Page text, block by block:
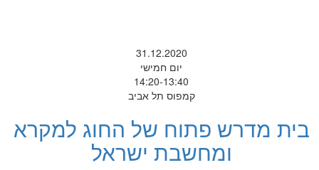
31.12.2020
יום חמישי
14:20-13:40
קמפוס תל אביב
בית מדרש פתוח של החוג למקרא
ומחשבת ישראל